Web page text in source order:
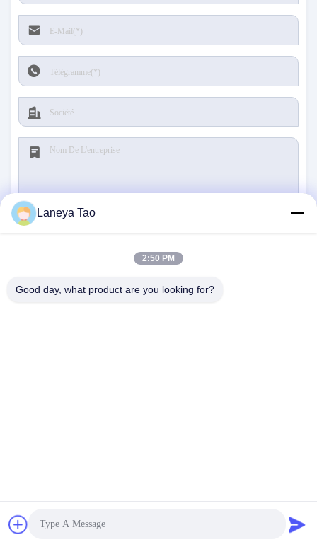
Politique de confidentialité |
Chine Bonne qualité CI de circuits intégrés
Fournisseur. © de Copyright 2023-2025 Wisdtech Technology Co.,Limited
Laneya Tao
2:50 PM
Good day, what product are you looking for?